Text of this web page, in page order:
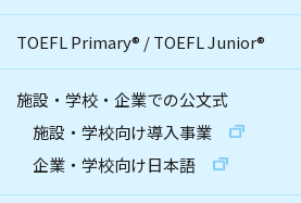
TOEFL Primary® /TOEFL Junior®
施設・学校・企業での公文式
施設・学校向け導入事業
企業・学校向け日本語